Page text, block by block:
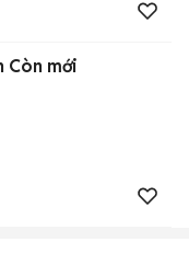
Còn mới